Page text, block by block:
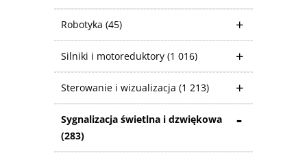
Robotyka (45)
Silniki i motoreduktory (1 016)
Sterowanie i wizualizacja (1 213)
Sygnalizacja świetlna i dzwiękowa
(283)